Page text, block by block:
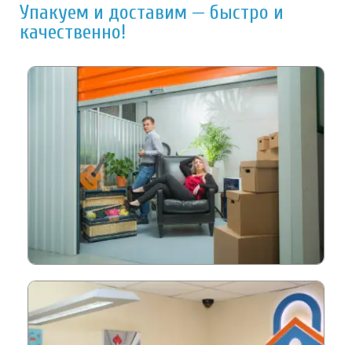
Упакуем и доставим — быстро и
качественно!